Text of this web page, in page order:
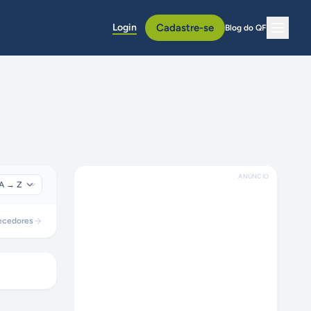
Login Cadastre-se Blog do QF
ANÚNCIO